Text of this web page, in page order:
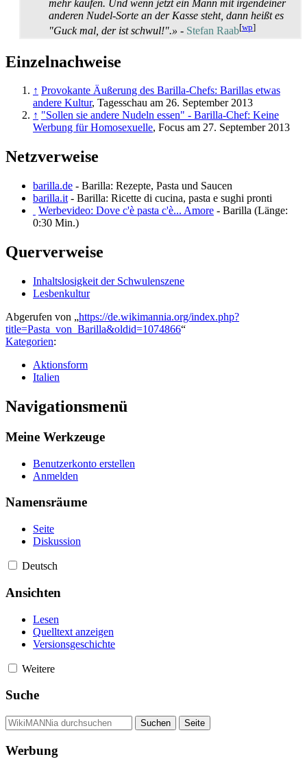
mehr kaufen. Und wenn jetzt ein Mann mit irgendeiner
anderen Nudel-Sorte an der Kasse steht, dann heißt es
"Guck mal, der ist schwul!".» - Stefan Raab[wp]
Einzelnachweise
↑ Provokante Äußerung des Barilla-Chefs: Barillas etwas
andere Kultur, Tagesschau am 26. September 2013
↑ "Sollen sie andere Nudeln essen" - Barilla-Chef: Keine
Werbung für Homosexuelle, Focus am 27. September 2013
Netzverweise
barilla.de - Barilla: Rezepte, Pasta und Saucen
barilla.it - Barilla: Ricette di cucina, pasta e sughi pronti
Werbevideo: Dove c'è pasta c'è... Amore - Barilla (Länge:
0:30 Min.)
Querverweise
Inhaltslosigkeit der Schwulenszene
Lesbenkultur
Abgerufen von „https://de.wikimannia.org/index.php?
title=Pasta_von_Barilla&oldid=1074866“
Kategorien:
Aktionsform
Italien
Navigationsmenü
Meine Werkzeuge
Benutzerkonto erstellen
Anmelden
Namensräume
Seite
Diskussion
Deutsch
Ansichten
Lesen
Quelltext anzeigen
Versionsgeschichte
Weitere
Suche
Werbung